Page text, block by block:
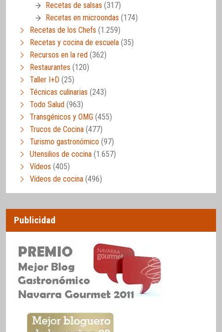
Recetas de salsas (317)
Recetas en microondas (174)
Recetas de los Chefs (1.259)
Recetas y cocina de escuela (35)
Recursos en la red (362)
Restaurantes (120)
Taller I+D (25)
Técnicas culinarias (243)
Todo Salud (963)
Transgénicos y OMG (455)
Trucos de Cocina (477)
Turismo gastronómico (97)
Utensilios de cocina (1.657)
Vídeos (405)
Vídeos de cocina (496)
Publicidad